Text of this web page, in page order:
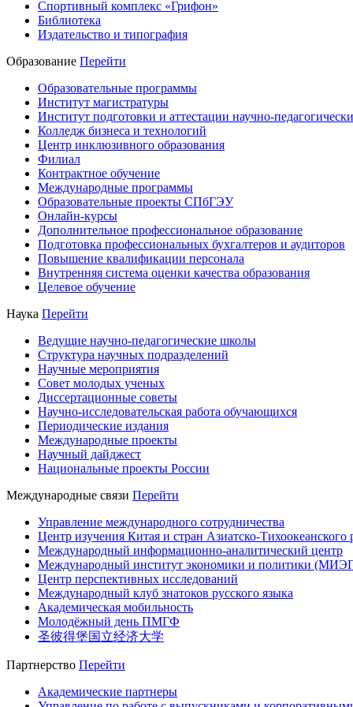
Спортивный комплекс «Грифон»
Библиотека
Издательство и типография
Образование Перейти
Образовательные программы
Институт магистратуры
Институт подготовки и аттестации научно-
Колледж бизнеса и технологий
Центр инклюзивного образования
Филиал
Контрактное обучение
Международные программы
Образовательные проекты СПбГЭУ
Онлайн-курсы
Дополнительное профессиональное образование
Подготовка профессиональных бухгалтеров и аудиторов
Повышение квалификации персонала
Внутренняя система оценки качества образования
Целевое обучение
Наука Перейти
Ведущие научно-педагогические школы
Структура научных подразделений
Научные мероприятия
Совет молодых ученых
Диссертационные советы
Научно-исследовательская работа обучающихся
Периодические издания
Международные проекты
Научный дайджест
Национальные проекты России
Международные связи Перейти
Управление международного сотрудничества
Центр изучения Китая и стран Азиатско-Тихоокеанского
Международный информационно-аналитический центр
Международный институт экономики и политики
Центр перспективных исследований
Международный клуб знатоков русского языка
Академическая мобильность
Молодёжный день ПМГФ
圣彼得堡国立经济大学
Партнерство Перейти
Академические партнеры